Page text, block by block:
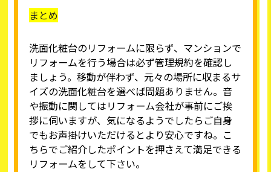
まとめ
洗面化粧台のリフォームに限らず、マンションで
リフォームを行う場合は必ず管理規約を確認し
ましょう。移動が伴わず、元々の場所に収まるサ
イズの洗面化粧台を選べば問題ありません。音
や振動に関してはリフォーム会社が事前にご挨
拶に伺いますが、気になるようでしたらご自身
でもお声掛けいただけるとより安心ですね。こ
ちらでご紹介したポイントを押さえて満足できる
リフォームをして下さい。